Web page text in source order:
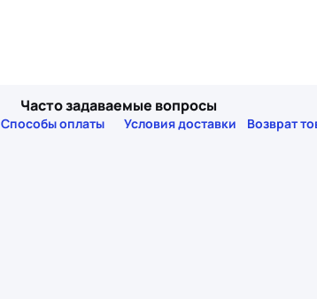
Часто задаваемые вопросы
Способы оплаты Условия доставки Возврат